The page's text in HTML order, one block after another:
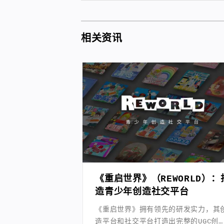
相关资讯
《重启世界》（REWORLD）：
造青少年创造社交平台
《重启世界》拥有领先的研发实力，其
造平台和社交平台打造出完整的UGC创